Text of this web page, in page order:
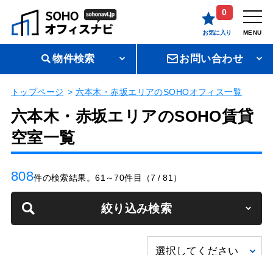
0
お気に入り MENU
物件検索 お問い合わせ
トップページ 六本木・赤坂エリアのSOHOオフィス一覧
六本木・赤坂エリアのSOHO賃貸
空室一覧
808件の検索結果。61～70件目（7 / 81）
絞り込み検索